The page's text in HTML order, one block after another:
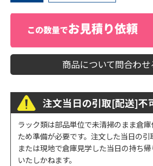
商品について問合わせ
注文当日の引取[配送]不
ラック類は部品単位で未清掃のまま倉
ため準備が必要です。注文した当日の引
または現地で倉庫見学した当日の持ち
いたしかねます。